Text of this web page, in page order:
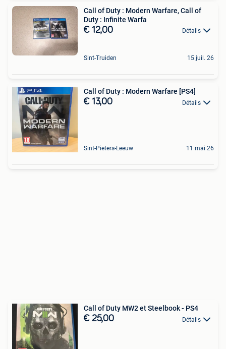
Call of Duty : Modern Warfare, Call of
Duty : Infinite Warfa
€ 12,00 Détails
Sint-Truiden 15 juil. 26
Call of Duty : Modern Warfare [PS4]
€ 13,00 Détails
Sint-Pieters-Leeuw 11 mai 26
Call of Duty MW2 et Steelbook - PS4
€ 25,00 Détails